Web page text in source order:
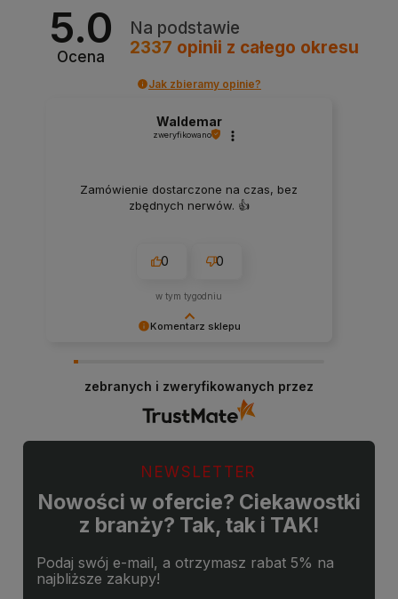
5.0
Ocena
Na podstawie
2337 opinii z całego okresu
Jak zbieramy opinie?
Komentarz sklepu
doświadczeniem. Jesteśmy szczęśliwi, że mamy
takich klientów. Z pozdrowieniami, obsługa
Waldemar
zweryfikowano
Zamówienie dostarczone na czas, bez
zbędnych nerwów. 👍️
0 0
w tym tygodniu
zebranych i zweryfikowanych przez
NEWSLETTER
Nowości w ofercie? Ciekawostki
z branży? Tak, tak i TAK!
Podaj swój e-mail, a otrzymasz rabat 5% na
najbliższe zakupy!